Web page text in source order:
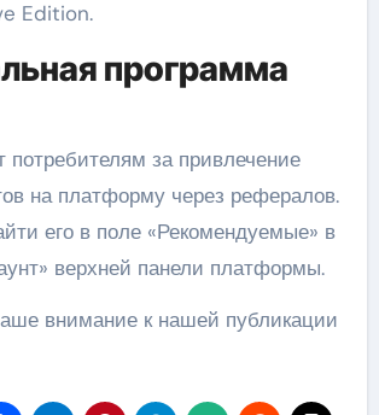
Edition.
программа
потребителям за привлечение
на платформу через рефералов.
его в поле «Рекомендуемые» в
верхней панели платформы.
внимание к нашей публикации